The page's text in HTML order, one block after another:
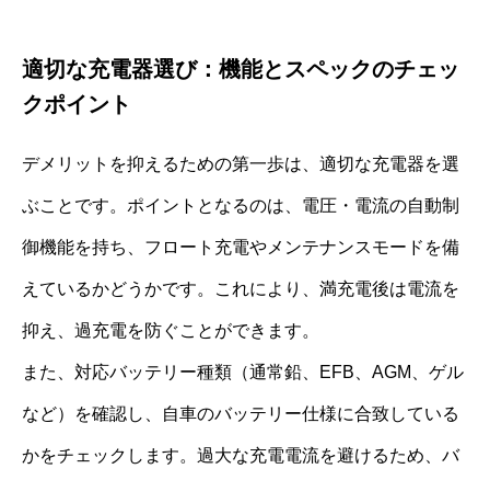
適切な充電器選び：機能とスペックのチェッ
クポイント
デメリットを抑えるための第一歩は、適切な充電器を選
ぶことです。ポイントとなるのは、電圧・電流の自動制
御機能を持ち、フロート充電やメンテナンスモードを備
えているかどうかです。これにより、満充電後は電流を
抑え、過充電を防ぐことができます。
また、対応バッテリー種類（通常鉛、EFB、AGM、ゲル
など）を確認し、自車のバッテリー仕様に合致している
かをチェックします。過大な充電電流を避けるため、バ